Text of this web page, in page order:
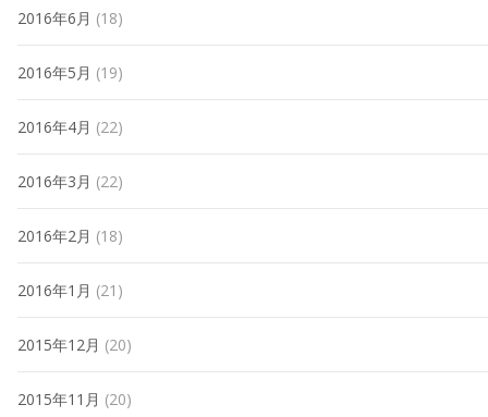
2016年6月 (18)
2016年5月 (19)
2016年4月 (22)
2016年3月 (22)
2016年2月 (18)
2016年1月 (21)
2015年12月 (20)
2015年11月 (20)